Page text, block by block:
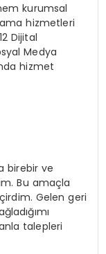
kurumsal
hizmetleri
Dijital
Medya
hizmet
birebir ve
Bu amaçla
Gelen geri
talepleri